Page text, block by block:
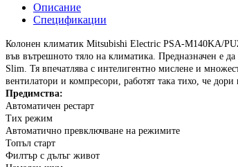
Описание
Спецификации
Колонен климатик Mitsubishi Electric PSA-M140KA/
във вътрешното тяло на климатика. Предназначен е
Slim. Тя впечатлява с интелигентно мислене и
вентилатори и компресори, работят така тихо, че дори
Предимства:
Автоматичен рестарт
Тих режим
Автоматично превключване на режимите
Топъл старт
Филтър с дълъг живот